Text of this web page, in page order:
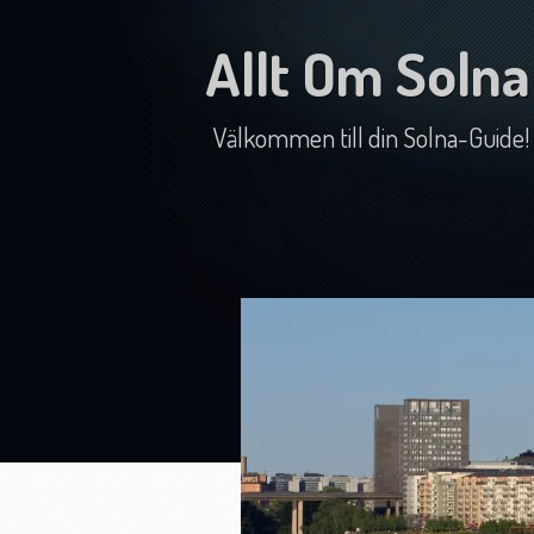
Allt Om Solna
Välkommen till din Solna-Guide!